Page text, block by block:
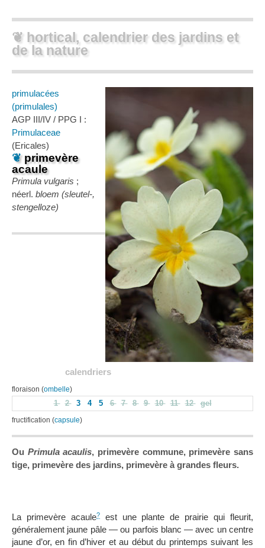
❦ hortical, calendrier des jardins et
de la nature
primulacées
(primulales)
AGP III/IV / PPG I :
Primulaceae
(Ericales)
❦primevère
acaule
Primula vulgaris ;
néerl. bloem (sleutel-,
stengelloze)
calendriers
floraison (ombelle)
1 2 3 4 5 6 7 8 9 10 11 12 gel
fructification (capsule)
Ou Primula acaulis, primevère commune, primevère sans
tige, primevère des jardins, primevère à grandes fleurs.
La primevère acaule?est une plante de prairie qui fleurit,
généralement jaune pâle — ou parfois blanc — avec un centre
jaune d’or, en fin d’hiver et au début du printemps suivant les